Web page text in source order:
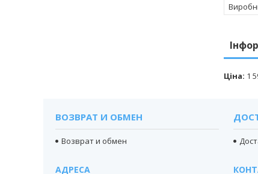
Ціна: 1
ВОЗВРАТ И ОБМЕН
Возврат и обмен